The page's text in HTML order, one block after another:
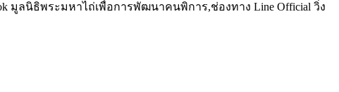
มูลนิธิพระมหาไถ่เพื่อการพัฒนาคนพิการ,ช่องทาง Line Official วิ่ง